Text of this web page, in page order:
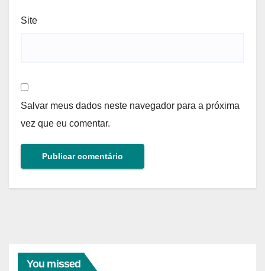
Site
Salvar meus dados neste navegador para a próxima
vez que eu comentar.
You missed